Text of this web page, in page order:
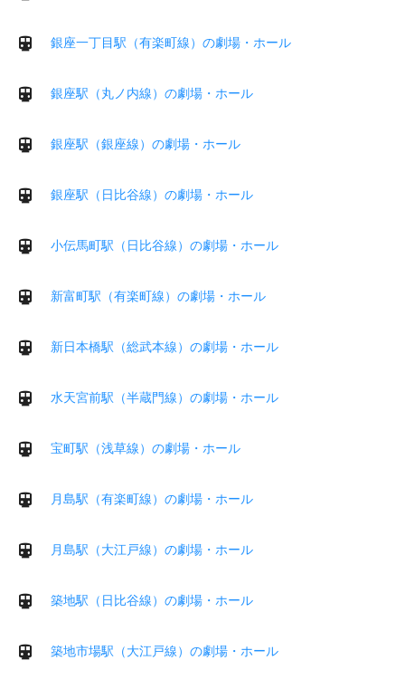
銀座一丁目駅（有楽町線）の劇場・ホール
銀座駅（丸ノ内線）の劇場・ホール
銀座駅（銀座線）の劇場・ホール
銀座駅（日比谷線）の劇場・ホール
小伝馬町駅（日比谷線）の劇場・ホール
新富町駅（有楽町線）の劇場・ホール
新日本橋駅（総武本線）の劇場・ホール
水天宮前駅（半蔵門線）の劇場・ホール
宝町駅（浅草線）の劇場・ホール
月島駅（有楽町線）の劇場・ホール
月島駅（大江戸線）の劇場・ホール
築地駅（日比谷線）の劇場・ホール
築地市場駅（大江戸線）の劇場・ホール